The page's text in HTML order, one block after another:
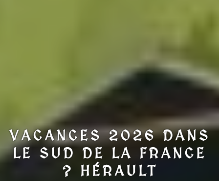
VACANCES 2026 DANS
LE SUD DE LA FRANCE
? HÉRAULT